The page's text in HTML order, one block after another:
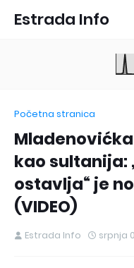
Estrada Info
Početna stranica
kao sultanija:
ostavlja“ je
(VIDEO)
Estrada Info srpnja